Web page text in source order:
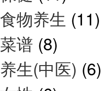
食物养生 (11)
菜谱 (8)
养生(中医) (6)